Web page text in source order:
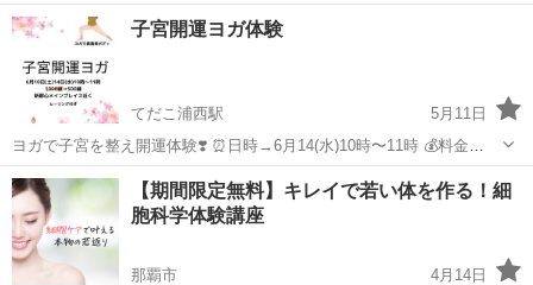
子宮開運ヨガ体験
てだこ浦西駅
5月11日
ヨガで子宮を整え開運体験❣️ ⏰日時→6月14(水)10時〜11時 💰料金
→500縁 🗾場所→新都心天久シェアハウス(ご予約時詳細ご案内) ❗️限定3
名様 📣こんな方にオススメ📣 妊活中 産後のボディ調整 恋人お探し...
沖縄 那覇市 てだこ浦西駅 その他 子宮
【期間限定無料】キレイで若い体を作る！細
胞科学体験講座
那覇市
4月14日